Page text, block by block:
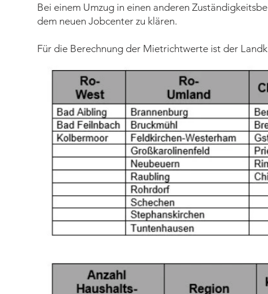
Bei einem Umzug in einen anderen
dem neuen Jobcenter zu klären.
Für die Berechnung der Mietrichtwerte ist der